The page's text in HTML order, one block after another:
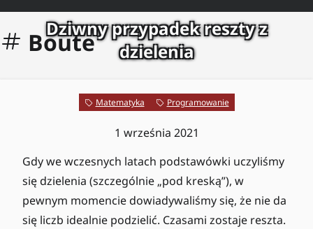
Boute
Dziwny przypadek reszty z
dzielenia
Matematyka Programowanie
1 września 2021
Gdy we wczesnych latach podstawówki uczyliśmy
się dzielenia (szczególnie „pod kreską”), w
pewnym momencie dowiadywaliśmy się, że nie da
się liczb idealnie podzielić. Czasami zostaje reszta.